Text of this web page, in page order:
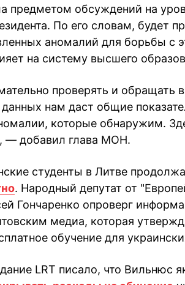
предметом обсуждений на
По его словам, будет
аномалий для борьбы с
на систему высшего
проверять и обращать
данных нам даст общие
которые обнаружим.
— добавил глава МОН.
студенты в Литве
. Народный депутат от
Гончаренко опроверг
медиа, которая
обучение для
LRT писало, что Вильнюс